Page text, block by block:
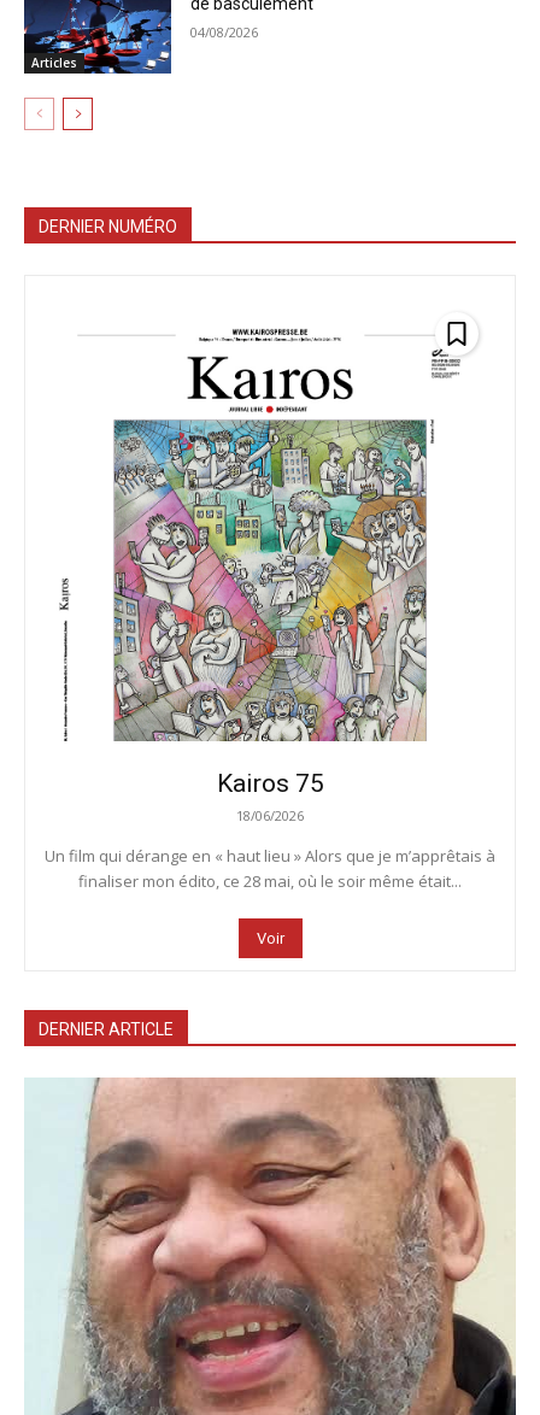
Articles
de basculement
04/08/2026
DERNIER NUMÉRO
Kairos 75
18/06/2026
Un film qui dérange en « haut lieu » Alors que je m’apprêtais à
finaliser mon édito, ce 28 mai, où le soir même était...
Voir
DERNIER ARTICLE